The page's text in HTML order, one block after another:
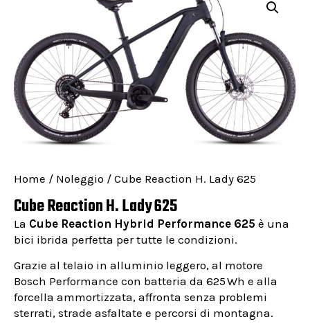
Home / Noleggio / Cube Reaction H. Lady 625
Cube Reaction H. Lady 625
La Cube Reaction Hybrid Performance 625 è una
bici ibrida perfetta per tutte le condizioni.
Grazie al telaio in alluminio leggero, al motore
Bosch Performance con batteria da 625 Wh e alla
forcella ammortizzata, affronta senza problemi
sterrati, strade asfaltate e percorsi di montagna.